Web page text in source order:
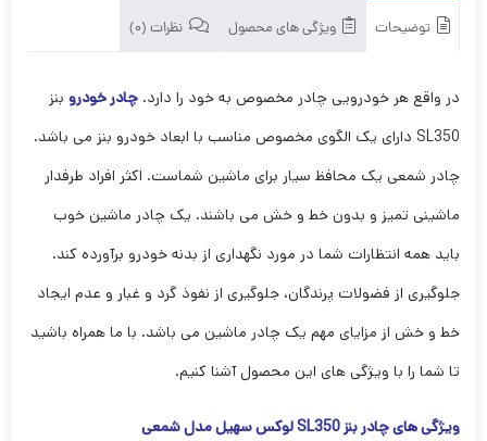
توضیحات ویژگی های محصول نظرات (0)
در واقع هر خودرویی چادر مخصوص به خود را دارد. چادر خودرو بنز
SL350 دارای یک الگوی مخصوص مناسب با ابعاد خودرو بنز می باشد.
چادر شمعی یک محافظ سیار برای ماشین شماست. اکثر افراد طرفدار
ماشینی تمیز و بدون خط و خش می باشند. یک چادر ماشین خوب
باید همه انتظارات شما در مورد نگهداری از بدنه خودرو برآورده کند.
جلوگیری از فضولات پرندگان، جلوگیری از نفوذ گرد و غبار و عدم ایجاد
خط و خش از مزایای مهم یک چادر ماشین می باشد. با ما همراه باشید
تا شما را با ویژگی های این محصول آشنا کنیم.
ویژگی های چادر بنز SL350 لوکس سهیل مدل شمعی